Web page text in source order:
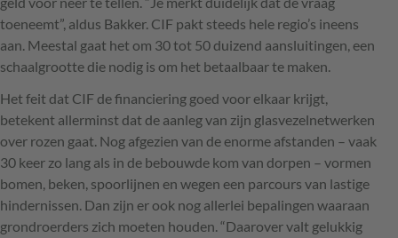
toeneemt”, aldus Bakker. CIF pakt steeds hele regio’s ineens
aan. Meestal gaat het om 30 tot 50 duizend aansluitingen, een
schaalgrootte die nodig is om het betaalbaar te maken.
Het feit dat CIF de financiering goed voor elkaar krijgt,
betekent allerminst dat de aanleg van zijn glasvezelnetwerken
over rozen gaat. Nog afgezien van de enorme afstanden – vaak
30 keer zo lang als in de bebouwde kom van dorpen – vormen
bomen, beken, spoorlijnen en wegen een parcours van lastige
hindernissen. Dan zijn er ook nog allerlei bepalingen waaraan
grondroerders zich moeten houden. “Daarover valt gelukkig